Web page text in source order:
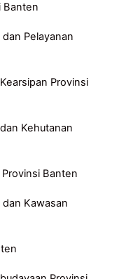
Banten
Pelayanan
Provinsi
Kehutanan
Provinsi Banten
dan Kawasan